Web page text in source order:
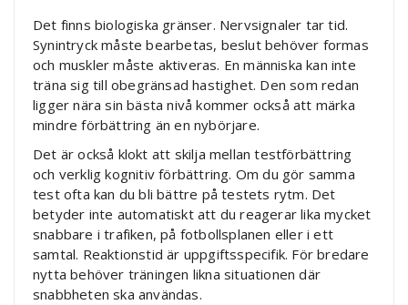
Det finns biologiska gränser. Nervsignaler tar tid.
Synintryck måste bearbetas, beslut behöver formas
och muskler måste aktiveras. En människa kan inte
träna sig till obegränsad hastighet. Den som redan
ligger nära sin bästa nivå kommer också att märka
mindre förbättring än en nybörjare.
Det är också klokt att skilja mellan testförbättring
och verklig kognitiv förbättring. Om du gör samma
test ofta kan du bli bättre på testets rytm. Det
betyder inte automatiskt att du reagerar lika mycket
snabbare i trafiken, på fotbollsplanen eller i ett
samtal. Reaktionstid är uppgiftsspecifik. För bredare
nytta behöver träningen likna situationen där
snabbheten ska användas.